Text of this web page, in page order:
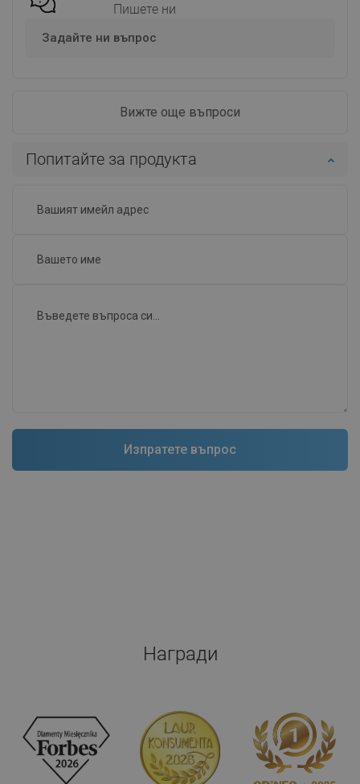
Пишете ни
Задайте ни въпрос
Вижте още въпроси
Попитайте за продукта
Награди